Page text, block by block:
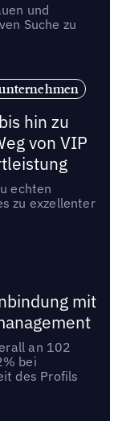
und
Suche zu
hin zu
von VIP
echten
zu exzellenter
mit
an 102
bei
des Profils